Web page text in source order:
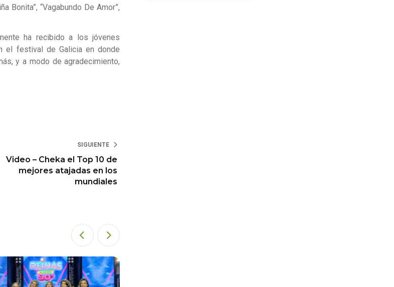
Bonita”, “Vagabundo De Amor”,
ha recibido a los jóvenes
el festival de Galicia en donde
y a modo de agradecimiento,
SIGUIENTE
Video – Cheka el Top 10 de
mejores atajadas en los
mundiales